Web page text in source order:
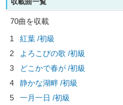
70曲を収載
1
紅葉 /初級
2
よろこびの歌 /初級
3
どこかで春が /初級
4
静かな湖畔 /初級
5
一月一日 /初級